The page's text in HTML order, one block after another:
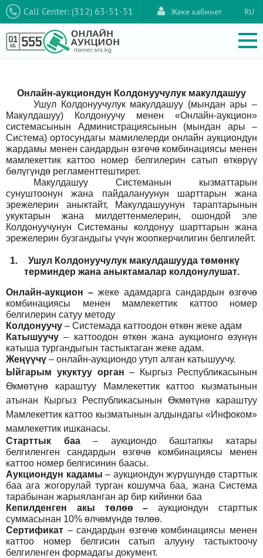
Call Center: (312) 63-51-51 RU
Жеке кабинет
Онлайн-аукциондун Колдонуучулук макулдашуу
Ушул Колдонуучулук макулдашуу (мындан ары –
Макулдашуу) Колдонуучу менен «Онлайн-аукцион»
системасынын Администрациясынын (мындан ары –
Система) ортосундагы мамилелерди онлайн аукциондун
жардамы менен сандардын өзгөчө комбинациясы менен
мамлекеттик каттоо номер белгилерин сатып өткөрүү
бөлүгүндө регламенттештирет.
Макулдашуу Системанын кызматтарын
сунуштоонун жана пайдалануунун шарттарын жана
эрежелерин аныктайт, Макулдашуунун тараптарынын
укуктарын жана милдеттенмелерин, ошондой эле
Колдонуучунун Системаны колдонуу шарттарын жана
эрежелерин бузгандыгы үчүн жоопкерчилигин белгилейт.
1.
Ушул Колдонуучулук макулдашууда төмөнкү
терминдер жана аныктамалар колдонулушат.
Онлайн-аукцион – жеке адамдарга сандардын өзгөчө
комбинациясы менен мамлекеттик каттоо номер
белгилерин сатуу методу
Колдонуучу – Системада каттоодон өткөн жеке адам
Катышуучу – каттоодон өткөн жана аукционго өзүнүн
катыша тургандыгын тастыктаган жеке адам.
Жеңүүчү – онлайн-аукциондо утуп алган катышуучу.
Ыйгарым укуктуу орган –
Кыргыз Республикасынын
Өкмөтүнө караштуу Мамлекеттик каттоо кызматынын
атынан Кыргыз Республикасынын Өкмөтүнө караштуу
Мамлекеттик каттоо кызматынын алдындагы «Инфоком»
мамлекеттик ишканасы.
Старттык баа– аукциондо баштапкы катары
белгиленген сандардын өзгөчө комбинациясы менен
каттоо номер белгисинин баасы.
Аукциондун кадамы – аукциондун жүрүшүндө старттык
баа ага жогорулай турган кошумча баа, жана Система
тарабынан жарыяланган ар бир кийинки баа
Кепилденген акы төлөө
–аукциондун старттык
суммасынан 10% өлчөмүндө төлөө.
Сертификат – сандардын өзгөчө комбинациясы менен
каттоо номер белгисин сатып алууну тастыктоочу
белгиленген формадагы документ.